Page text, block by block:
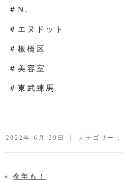
＃N.
＃エヌドット
＃板橋区
＃美容室
＃東武練馬
2022年 6月 29日 ｜ カテゴリー：
« 今年も！